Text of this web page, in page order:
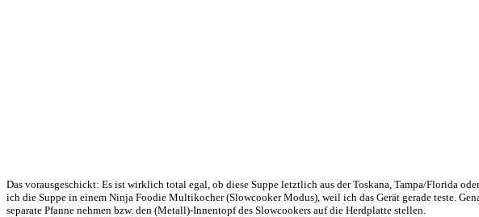
Das vorausgeschickt: Es ist wirklich total egal, ob diese Suppe letztlich aus der Toskana, Tampa/Florida
ich die Suppe in einem Ninja Foodie Multikocher (Slowcooker Modus), weil ich das Gerät gerade teste.
separate Pfanne nehmen bzw. den (Metall)-Innentopf des Slowcookers auf die Herdplatte stellen.